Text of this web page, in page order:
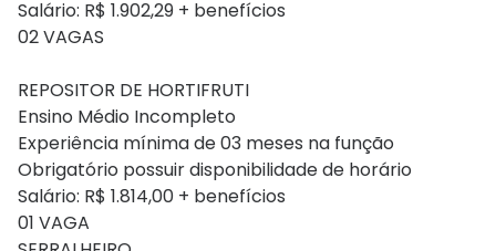
Salário: R$ 1.902,29 + benefícios
02 VAGAS
REPOSITOR DE HORTIFRUTI
Ensino Médio Incompleto
Experiência mínima de 03 meses na função
Obrigatório possuir disponibilidade de horário
Salário: R$ 1.814,00 + benefícios
01 VAGA